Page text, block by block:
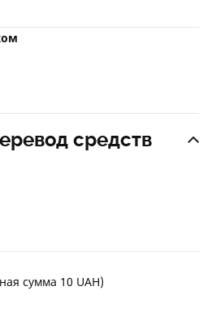
средств
сумма 10 UAH)